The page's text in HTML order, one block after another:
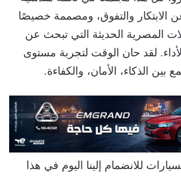
الابتكار والتفوق، ومصممة خصيصًا
المصرية الحديثة التي تبحث عن
لقد حان الوقت لتجربة مستوى
بين الذكاء، الأمان، والكفاءة.
للانضمام إلينا اليوم في هذا